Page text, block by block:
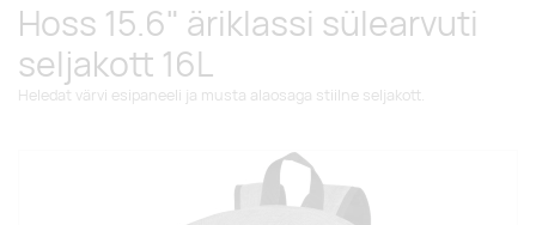
Hoss 15.6" äriklassi sülearvuti
seljakott 16L
Heledat värvi esipaneeli ja musta alaosaga stiilne seljakott.